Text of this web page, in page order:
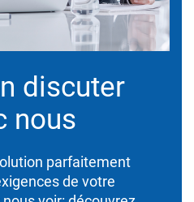
discuter
nous
parfaitement
de votre